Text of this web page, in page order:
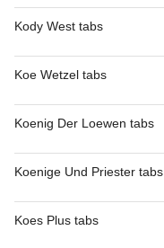
Kody West tabs
Koe Wetzel tabs
Koenig Der Loewen tabs
Koenige Und Priester tabs
Koes Plus tabs